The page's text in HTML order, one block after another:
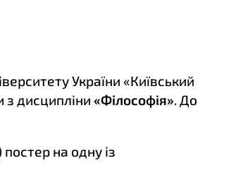
України «Київський
з дисципліни «Філософія». До
на одну із